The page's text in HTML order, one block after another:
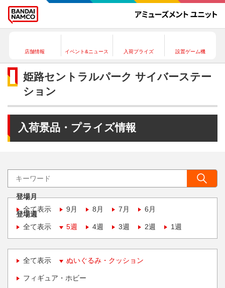
店舗情報 イベント&ニュース 入荷プライズ 設置ゲーム機
姫路セントラルパーク サイバーステー
ション
入荷景品・プライズ情報
登場月
全て表示
9月 8月 7月 6月
登場週
全て表示
5週 4週 3週 2週 1週
全て表示 ぬいぐるみ・クッション
フィギュア・ホビー